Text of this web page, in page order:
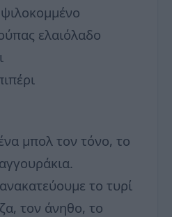
ελαιόλαδο
μπολ τον τόνο, το
το τυρί
τον άνηθο, το